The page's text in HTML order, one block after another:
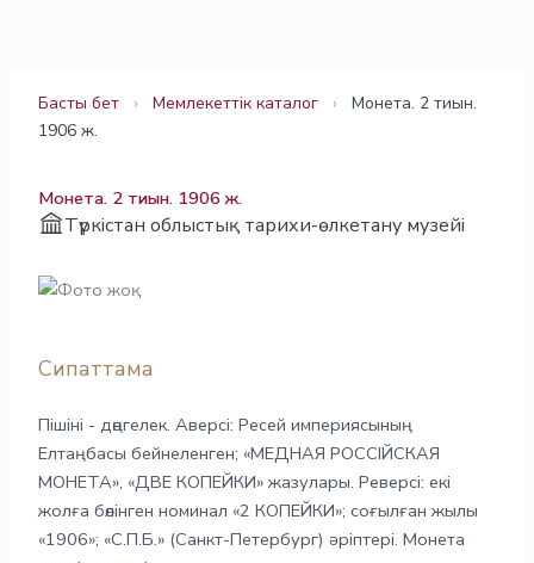
Басты бет › Мемлекеттік каталог ›
Монета. 2 тиын.
1906 ж.
Монета. 2 тиын. 1906 ж.
Түркістан облыстық тарихи-өлкетану музейі
Сипаттама
Пішіні - дөңгелек. Аверсі: Ресей империясының
Елтаңбасы бейнеленген; «МЕДНАЯ РОССІЙСКАЯ
МОНЕТА», «ДВЕ КОПЕЙКИ» жазулары. Реверсі: екі
жолға бөлінген номинал «2 КОПЕЙКИ»; соғылған жылы
«1906»; «С.П.Б.» (Санкт-Петербург) әріптері. Монета